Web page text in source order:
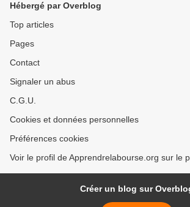
Hébergé par Overblog
Top articles
Pages
Contact
Signaler un abus
C.G.U.
Cookies et données personnelles
Préférences cookies
Voir le profil de Apprendrelabourse.org sur le
Créer un blog sur